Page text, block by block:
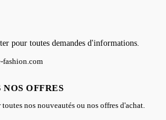
pour toutes demandes d'informations.
fashion.com
OFFRES
nos nouveautés ou nos offres d'achat.